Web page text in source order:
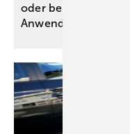
oder beruflich
Anwendung?